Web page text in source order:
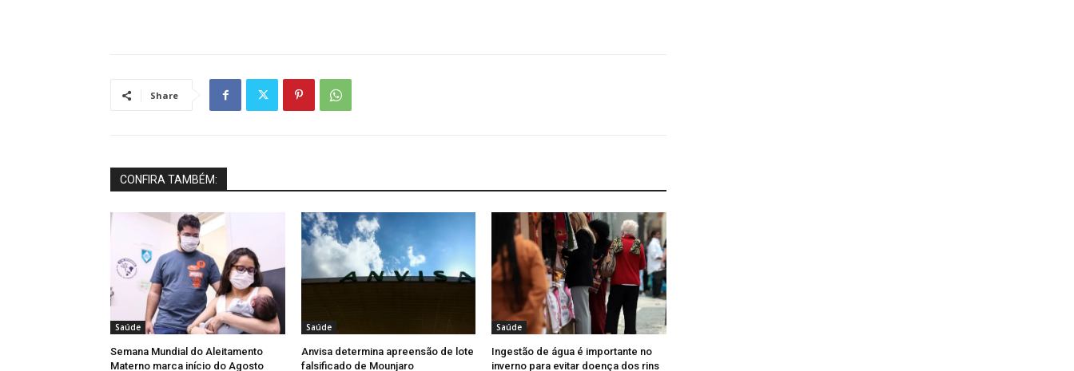
Share
CONFIRA TAMBÉM:
Saúde
Semana Mundial do Aleitamento
Materno marca início do Agosto
Saúde
Anvisa determina apreensão de lote
falsificado de Mounjaro
Saúde
Ingestão de água é importante no
inverno para evitar doença dos rins